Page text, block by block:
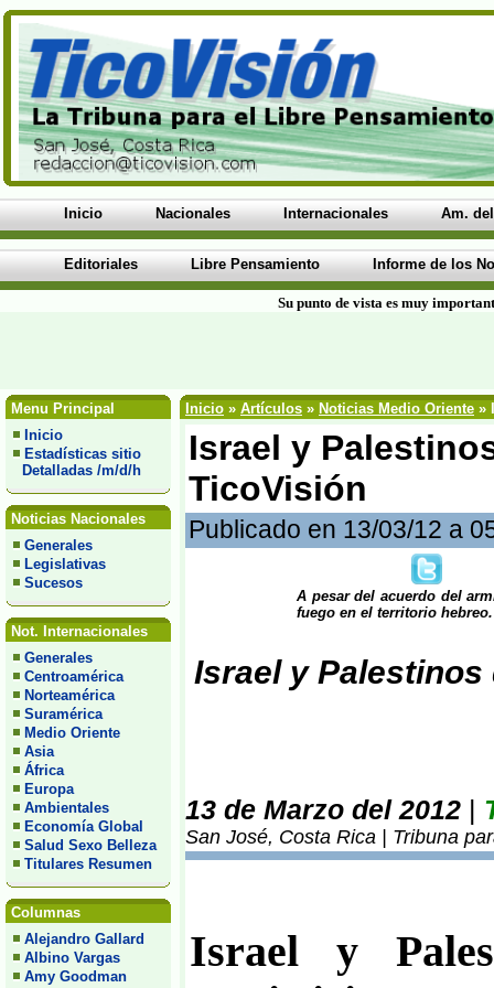
Inicio Nacionales Internacionales Am.
Editoriales Libre Pensamiento Informe de los
Su punto de vista es muy
Menu Principal
Inicio
Estadísticas sitio
Detalladas /m/d/h
Noticias Nacionales
Generales
Legislativas
Sucesos
Not. Internacionales
Generales
Centroamérica
Norteamérica
Suramérica
Medio Oriente
Asia
África
Europa
Ambientales
Economía Global
Salud Sexo Belleza
Titulares Resumen
Columnas
Alejandro Gallard
Albino Vargas
Amy Goodman
Inicio » Artículos » Noticias Medio Oriente »
Israel y
TicoVisión
Publicado en 13/03/12 a
A pesar del acuerdo del
fuego en el territorio hebreo.
Israel y
13 de Marzo del 2012 |
San José, Costa Rica | Tribuna
Israel y